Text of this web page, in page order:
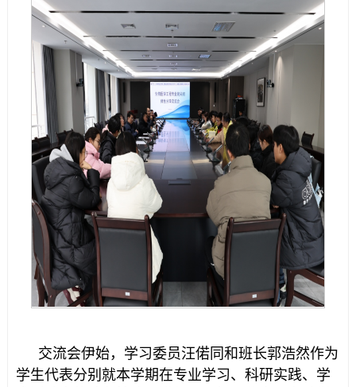
交流会伊始，学习委员汪偌同和班长郭浩然作为
学生代表分别就本学期在专业学习、科研实践、学